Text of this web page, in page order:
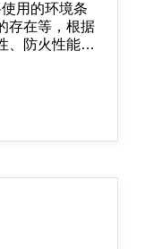
用的环境条
存在等，根据
、防火性能或